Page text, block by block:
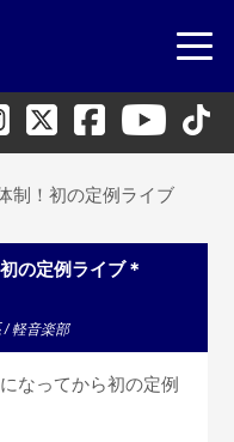
制！初の定例ライブ
の定例ライブ＊
/軽音楽部
なってから初の定例